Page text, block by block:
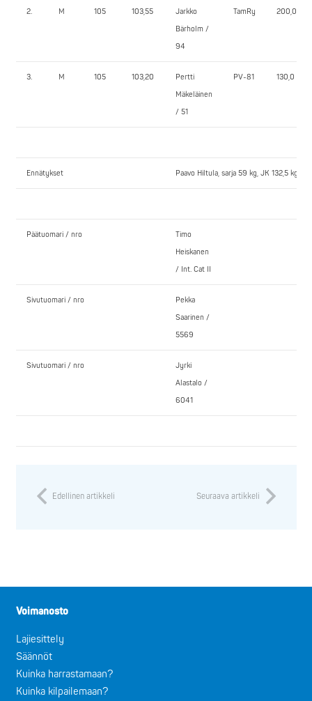
2. M 105 103,55
Jarkko
Bärholm /
94
TamRy 200,0
3. M 105 103,20
Pertti
Mäkeläinen
/ 51
PV-81 130,0
Ennätykset Paavo Hiltula, sarja 59 kg, JK 132,5 kg
Päätuomari / nro
Timo
Heiskanen
/ Int. Cat II
Sivutuomari / nro
Pekka
Saarinen /
5569
Sivutuomari / nro
Jyrki
Alastalo /
6041
Edellinen artikkeli Seuraava artikkeli
Voimanosto
Lajiesittely
Säännöt
Kuinka harrastamaan?
Kuinka kilpailemaan?